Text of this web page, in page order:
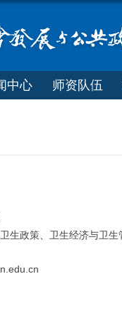
中心 师资队伍
生政策、卫生经济与卫生